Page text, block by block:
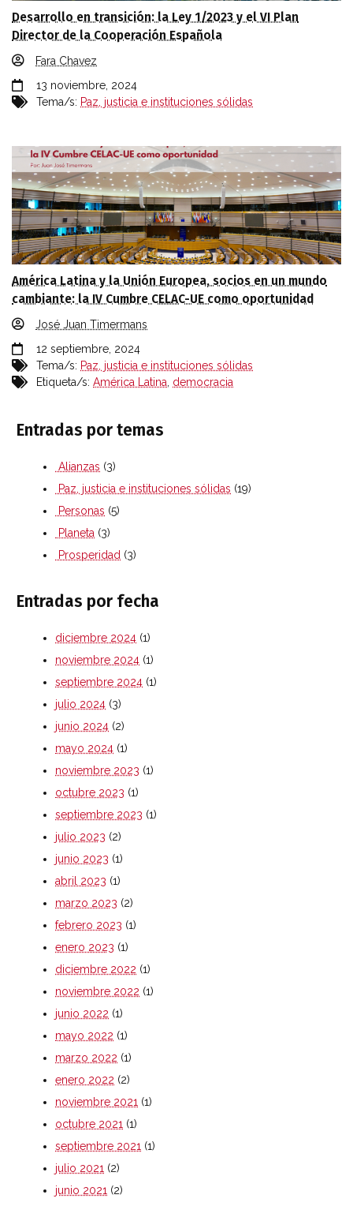
Desarrollo en transición: la Ley 1/2023 y el VI Plan
Director de la Cooperación Española
Fara Chavez
13 noviembre, 2024
Tema/s: Paz, justicia e instituciones sólidas
América Latina y la Unión Europea, socios en un mundo
cambiante: la IV Cumbre CELAC-UE como oportunidad
José Juan Timermans
12 septiembre, 2024
Tema/s: Paz, justicia e instituciones sólidas
Etiqueta/s: América Latina democracia
Entradas por temas
Alianzas (3)
Paz, justicia e instituciones sólidas (19)
Personas (5)
Planeta (3)
Prosperidad (3)
Entradas por fecha
diciembre 2024 (1)
noviembre 2024 (1)
septiembre 2024 (1)
julio 2024 (3)
junio 2024 (2)
mayo 2024 (1)
noviembre 2023 (1)
octubre 2023 (1)
septiembre 2023 (1)
julio 2023 (2)
junio 2023 (1)
abril 2023 (1)
marzo 2023 (2)
febrero 2023 (1)
enero 2023 (1)
diciembre 2022 (1)
noviembre 2022 (1)
junio 2022 (1)
mayo 2022 (1)
marzo 2022 (1)
enero 2022 (2)
noviembre 2021 (1)
octubre 2021 (1)
septiembre 2021 (1)
julio 2021 (2)
junio 2021 (2)